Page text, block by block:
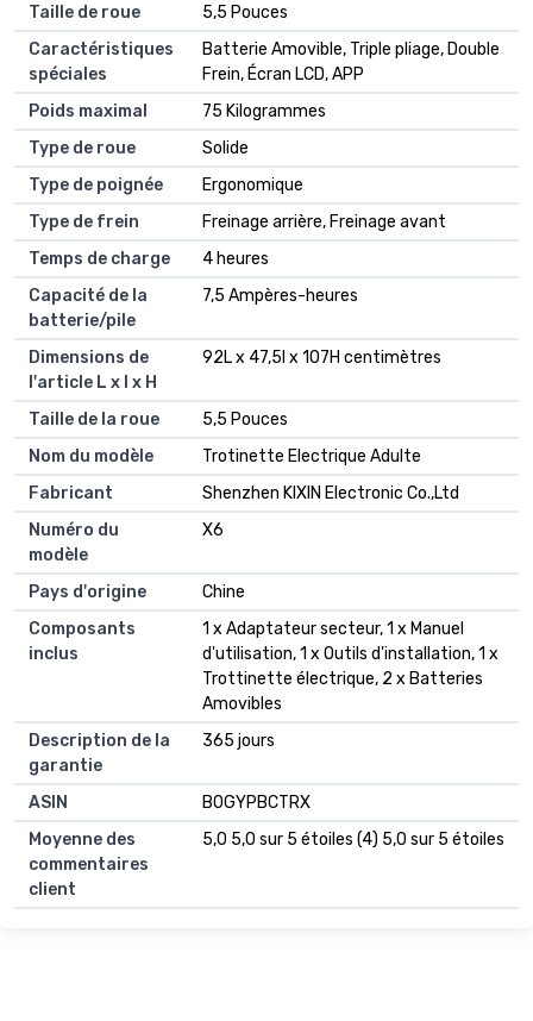
Taille de roue
5,5 Pouces
Caractéristiques
spéciales
Batterie Amovible, Triple pliage, Double
Frein, Écran LCD, APP
Poids maximal
75 Kilogrammes
Type de roue
Solide
Type de poignée
Ergonomique
Type de frein
Freinage arrière, Freinage avant
Temps de charge
4 heures
Capacité de la
batterie/pile
7,5 Ampères-heures
Dimensions de
l'article L x l x H
92L x 47,5l x 107H centimètres
Taille de la roue
5,5 Pouces
Nom du modèle
Trotinette Electrique Adulte
Fabricant
‎Shenzhen KIXIN Electronic Co.,Ltd
Numéro du
modèle
X6
Pays d'origine
Chine
Composants
inclus
1 x Adaptateur secteur, 1 x Manuel
d'utilisation, 1 x Outils d'installation, 1 x
Trottinette électrique, 2 x Batteries
Amovibles
Description de la
garantie
365 jours
ASIN
B0GYPBCTRX
Moyenne des
commentaires
client
5,0 5,0 sur 5 étoiles (4) 5,0 sur 5 étoiles